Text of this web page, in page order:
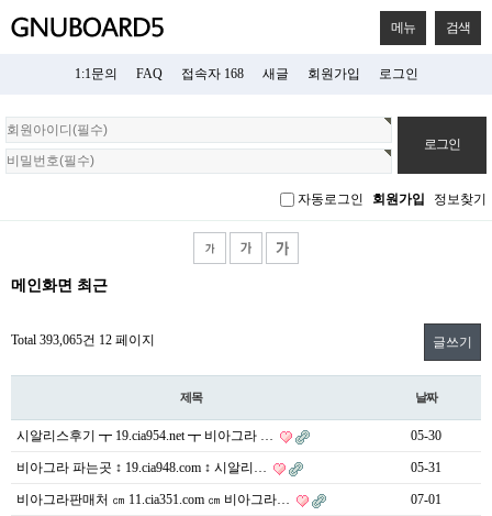
메뉴 검색
1:1문의 FAQ 접속자 168 새글 회원가입 로그인
회
원
로
자동로그인 회원가입 정보찾기
메인화면 최근
Total 393,065건 12 페이지 글쓰기
제목 날짜
시알리스후기 ┳ 19.cia954.net ┳ 비아그라 … 05-30
비아그라 파는곳 ↕ 19.cia948.com ↕ 시알리… 05-31
비아그라판매처 ㎝ 11.cia351.com ㎝ 비아그라… 07-01